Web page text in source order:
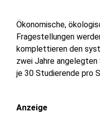
Ökonomische,
Fragestellungen
komplettieren den
zwei Jahre
je 30 Studierende pro
Anzeige